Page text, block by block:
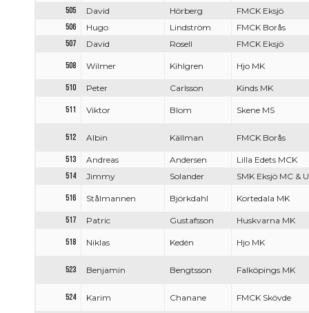
505
David Hörberg
FMCK Eksjö
506
Hugo Lindström
FMCK Borås
507
David Rosell FMCK Eksjö
508 Wilmer Kihlgren Hjo MK
510 Peter Carlsson Kinds MK
511 Viktor Blom Skene MS
512 Albin Källman FMCK Borås
513 Andreas Andersen
Lilla Edets MCK
514
Jimmy Solander SMK Eksjö MC &
516 Stålmannen Björkdahl Kortedala MK
517 Patric Gustafsson Huskvarna MK
518 Niklas Kedén Hjo MK
523 Benjamin Bengtsson Falköpings MK
524 Karim Chanane FMCK Skövde